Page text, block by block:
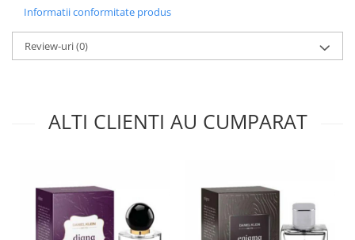
Informatii conformitate produs
Review-uri(0)
ALTI CLIENTI AU CUMPARAT